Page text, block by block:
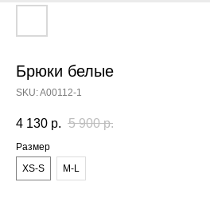
Брюки белые
SKU:A00112-1
4 130 р. 5 900 р.
Размер
XS-S
M-L